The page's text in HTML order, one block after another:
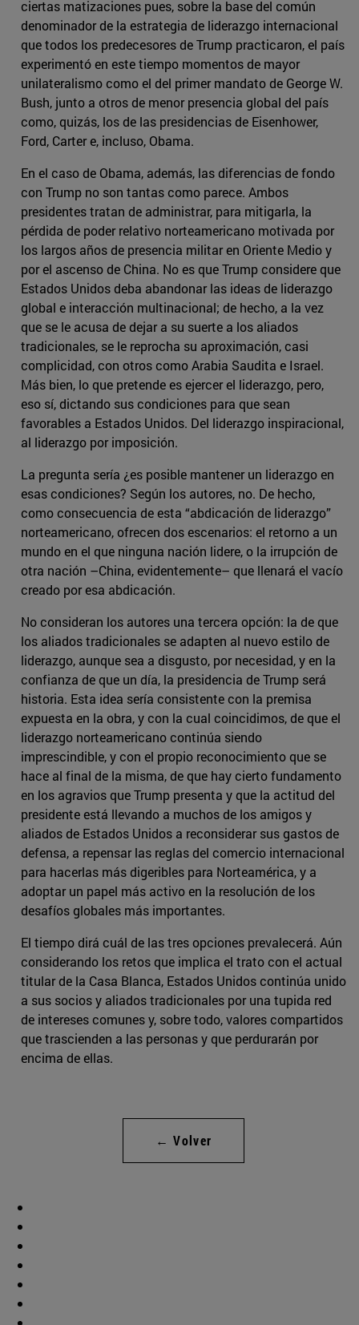
ciertas matizaciones pues, sobre la base del común
denominador de la estrategia de liderazgo internacional
que todos los predecesores de Trump practicaron, el país
experimentó en este tiempo momentos de mayor
unilateralismo como el del primer mandato de George W.
Bush, junto a otros de menor presencia global del país
como, quizás, los de las presidencias de Eisenhower,
Ford, Carter e, incluso, Obama.
En el caso de Obama, además, las diferencias de fondo
con Trump no son tantas como parece. Ambos
presidentes tratan de administrar, para mitigarla, la
pérdida de poder relativo norteamericano motivada por
los largos años de presencia militar en Oriente Medio y
por el ascenso de China. No es que Trump considere que
Estados Unidos deba abandonar las ideas de liderazgo
global e interacción multinacional; de hecho, a la vez
que se le acusa de dejar a su suerte a los aliados
tradicionales, se le reprocha su aproximación, casi
complicidad, con otros como Arabia Saudita e Israel.
Más bien, lo que pretende es ejercer el liderazgo, pero,
eso sí, dictando sus condiciones para que sean
favorables a Estados Unidos. Del liderazgo inspiracional,
al liderazgo por imposición.
La pregunta sería ¿es posible mantener un liderazgo en
esas condiciones? Según los autores, no. De hecho,
como consecuencia de esta “abdicación de liderazgo”
norteamericano, ofrecen dos escenarios: el retorno a un
mundo en el que ninguna nación lidere, o la irrupción de
otra nación –China, evidentemente– que llenará el vacío
creado por esa abdicación.
No consideran los autores una tercera opción: la de que
los aliados tradicionales se adapten al nuevo estilo de
liderazgo, aunque sea a disgusto, por necesidad, y en la
confianza de que un día, la presidencia de Trump será
historia. Esta idea sería consistente con la premisa
expuesta en la obra, y con la cual coincidimos, de que el
liderazgo norteamericano continúa siendo
imprescindible, y con el propio reconocimiento que se
hace al final de la misma, de que hay cierto fundamento
en los agravios que Trump presenta y que la actitud del
presidente está llevando a muchos de los amigos y
aliados de Estados Unidos a reconsiderar sus gastos de
defensa, a repensar las reglas del comercio internacional
para hacerlas más digeribles para Norteamérica, y a
adoptar un papel más activo en la resolución de los
desafíos globales más importantes.
El tiempo dirá cuál de las tres opciones prevalecerá. Aún
considerando los retos que implica el trato con el actual
titular de la Casa Blanca, Estados Unidos continúa unido
a sus socios y aliados tradicionales por una tupida red
de intereses comunes y, sobre todo, valores compartidos
que trascienden a las personas y que perdurarán por
encima de ellas.
← Volver